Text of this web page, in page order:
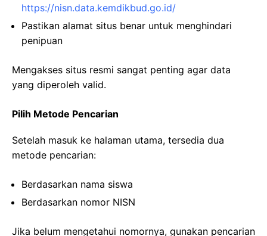
https://nisn.data.kemdikbud.go.id/
Pastikan alamat situs benar untuk menghindari
penipuan
Mengakses situs resmi sangat penting agar data
yang diperoleh valid.
Pilih Metode Pencarian
Setelah masuk ke halaman utama, tersedia dua
metode pencarian:
Berdasarkan nama siswa
Berdasarkan nomor NISN
Jika belum mengetahui nomornya, gunakan pencarian